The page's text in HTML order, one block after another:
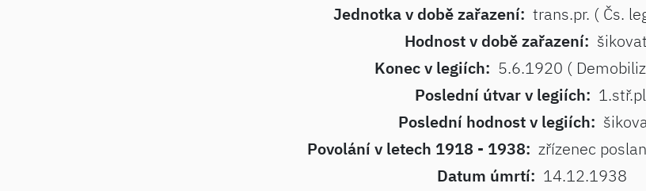
Jednotka v době zařazení: trans.pr. ( Čs.
Hodnost v době zařazení:
Konec v legiích: 5.6.1920 (
Poslední útvar v legiích:
Poslední hodnost v legiích:
Povolání v letech 1918 - 1938: zřízenec
Datum úmrtí: 14.12.1938